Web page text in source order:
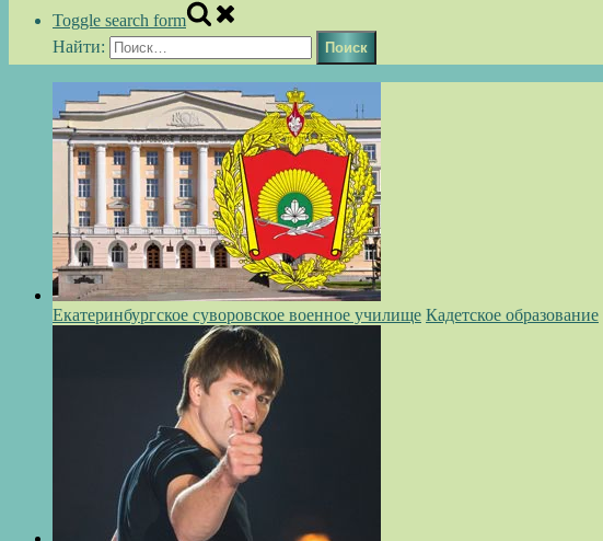
Toggle search form
Найти:
Екатеринбургское суворовское военное училище Кадетское образование